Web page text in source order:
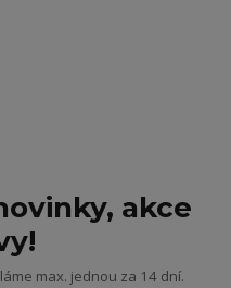
akce
max. jednou za 14 dní.